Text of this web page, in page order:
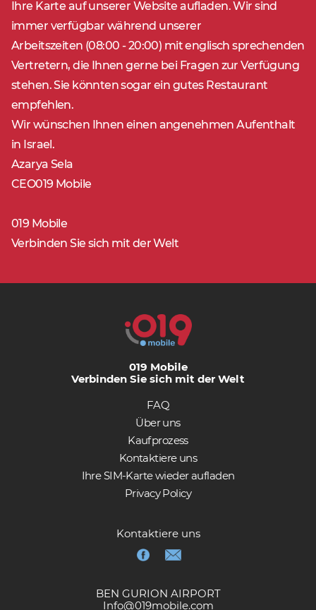
Ihre Karte auf unserer Website aufladen. Wir sind
immer verfügbar während unserer
Arbeitszeiten (08:00 - 20:00) mit englisch sprechenden
Vertretern, die Ihnen gerne bei Fragen zur Verfügung
stehen. Sie könnten sogar ein gutes Restaurant
empfehlen.
Wir wünschen Ihnen einen angenehmen Aufenthalt
in Israel.
Azarya Sela
CEO019 Mobile
019 Mobile
Verbinden Sie sich mit der Welt
019 Mobile
Verbinden Sie sich mit der Welt
FAQ
Über uns
Kaufprozess
Kontaktiere uns
Ihre SIM-Karte wieder aufladen
Privacy Policy
Kontaktiere uns
BEN GURION AIRPORT
Info@019mobile.com